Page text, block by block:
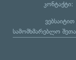
კონტაქტი:
სამომხმარებლო